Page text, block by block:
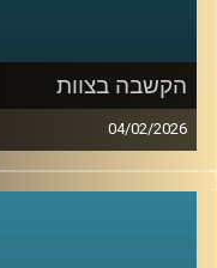
הקשבה בצוות
04/02/2026
בעולם הניהול והחיים
טובה, אבל הרבה פחות